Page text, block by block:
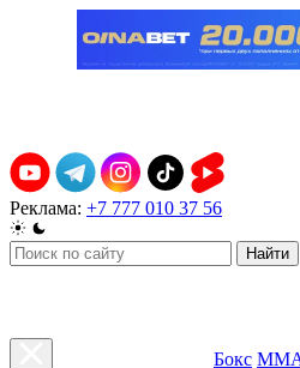
Реклама: +7 777 010 37 56
Найти
Бокс